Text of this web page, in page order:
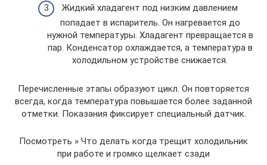
Жидкий хладагент под низким давлением
попадает в испаритель. Он нагревается до
нужной температуры. Хладагент превращается в
пар. Конденсатор охлаждается, а температура в
холодильном устройстве снижается.
Перечисленные этапы образуют цикл. Он повторяется
всегда, когда температура повышается более заданной
отметки. Показания фиксирует специальный датчик.
Посмотреть » Что делать когда трещит холодильник
при работе и громко щелкает сзади